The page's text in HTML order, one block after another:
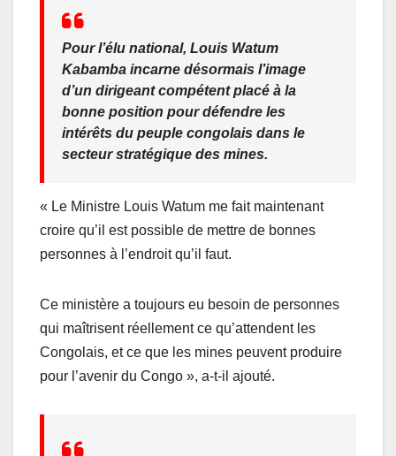
Pour l’élu national, Louis Watum
Kabamba incarne désormais l’image
d’un dirigeant compétent placé à la
bonne position pour défendre les
intérêts du peuple congolais dans le
secteur stratégique des mines.
« Le Ministre Louis Watum me fait maintenant
croire qu’il est possible de mettre de bonnes
personnes à l’endroit qu’il faut.
Ce ministère a toujours eu besoin de personnes
qui maîtrisent réellement ce qu’attendent les
Congolais, et ce que les mines peuvent produire
pour l’avenir du Congo », a-t-il ajouté.